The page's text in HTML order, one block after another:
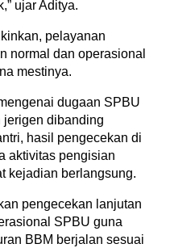
ujar Aditya.
pelayanan
normal dan operasional
mestinya.
dugaan SPBU
jerigen dibanding
hasil pengecekan di
aktivitas pengisian
kejadian berlangsung.
pengecekan lanjutan
SPBU guna
BBM berjalan sesuai